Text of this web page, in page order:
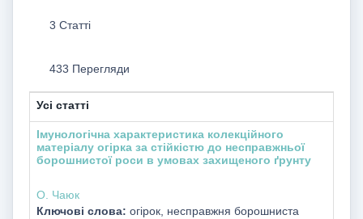
3 Статті
433 Перегляди
Усі статті
Імунологічна характеристика колекційного
матеріалу огірка за стійкістю до несправжньої
борошнистої роси в умовах захищеного ґрунту
О. Чаюк
Ключові слова: огірок, несправжня борошниста